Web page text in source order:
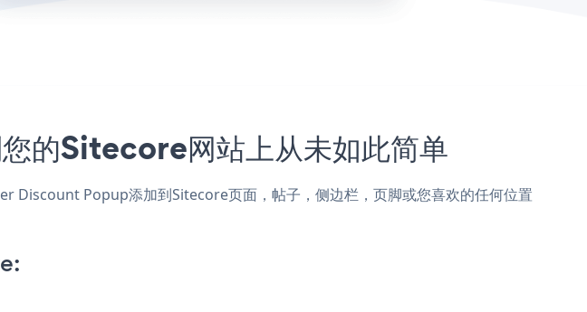
的Sitecore网站上从未如此简单
Popup添加到Sitecore页面，帖子，侧边栏，页脚或您喜欢的任何位置